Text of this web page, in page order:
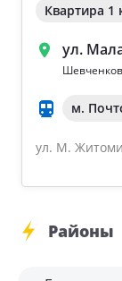
Квартира 1
ул.
м.
ул. М.
Районы